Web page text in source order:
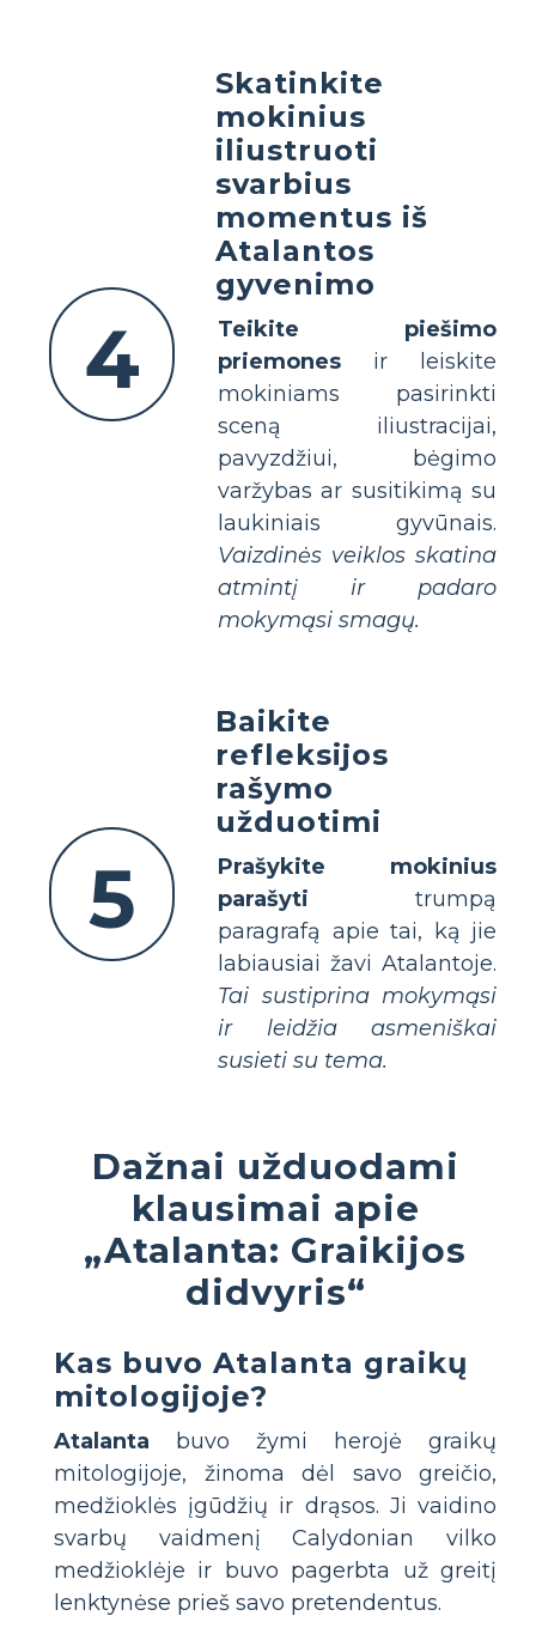
4
Skatinkite
mokinius
iliustruoti
svarbius
momentus iš
Atalantos
gyvenimo
Teikite piešimo
priemones ir leiskite
mokiniams pasirinkti
sceną iliustracijai,
pavyzdžiui, bėgimo
varžybas ar susitikimą su
laukiniais gyvūnais.
Vaizdinės veiklos skatina
atmintį ir padaro
mokymąsi smagų.
5
Baikite
refleksijos
rašymo
užduotimi
Prašykite mokinius
parašyti trumpą
paragrafą apie tai, ką jie
labiausiai žavi Atalantoje.
Tai sustiprina mokymąsi
ir leidžia asmeniškai
susieti su tema.
Dažnai užduodami
klausimai apie
„Atalanta: Graikijos
didvyris“
Kas buvo Atalanta graikų
mitologijoje?
Atalanta buvo žymi herojė graikų
mitologijoje, žinoma dėl savo greičio,
medžioklės įgūdžių ir drąsos. Ji vaidino
svarbų vaidmenį Calydonian vilko
medžioklėje ir buvo pagerbta už greitį
lenktynėse prieš savo pretendentus.